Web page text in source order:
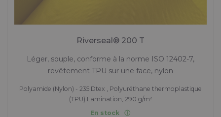
Riverseal® 200 T
Léger, souple, conforme à la norme ISO 12402-7,
revêtement TPU sur une face, nylon
Polyamide (Nylon) - 235 Dtex , Polyuréthane thermoplastique
(TPU) Lamination, 290 g/m²
En stock